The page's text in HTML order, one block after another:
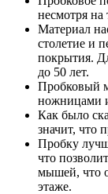
несмотря на
Материал
столетие и
покрытия.
до 50 лет.
Пробковый
ножницами
Как было
значит, что
Пробку
что
мышей, что
этаже.